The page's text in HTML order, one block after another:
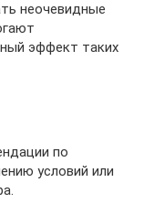
неочевидные
эффект таких
по
условий или